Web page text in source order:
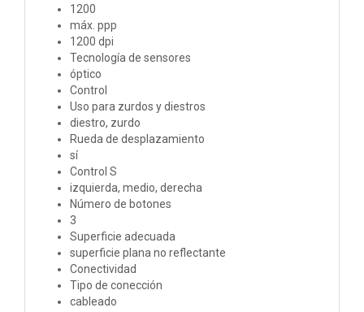
1200
máx. ppp
1200 dpi
Tecnología de sensores
óptico
Control
Uso para zurdos y diestros
diestro, zurdo
Rueda de desplazamiento
sí
Control S
izquierda, medio, derecha
Número de botones
3
Superficie adecuada
superficie plana no reflectante
Conectividad
Tipo de conección
cableado